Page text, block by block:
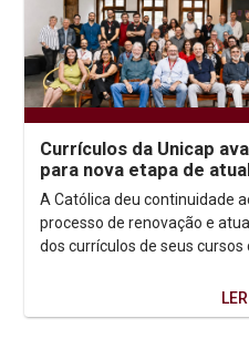
Currículos da Unicap
para nova etapa de
com foco em
habilidades
A Católica deu continuidade
processo de renovação e
dos currículos de seus cursos
segunda etapa da formação...